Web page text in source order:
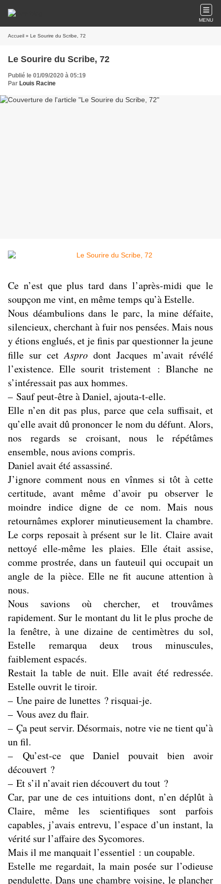
MENU
Accueil » Le Sourire du Scribe, 72
Le Sourire du Scribe, 72
Publié le 01/09/2020 à 05:19
Par Louis Racine
Ce n’est que plus tard dans l’après-midi que le
soupçon me vint, en même temps qu’à Estelle.
Nous déambulions dans le parc, la mine défaite,
silencieux, cherchant à fuir nos pensées. Mais nous
y étions englués, et je finis par questionner la jeune
fille sur cetAspro dont Jacques m’avait révélé
l’existence. Elle sourit tristement : Blanche ne
s’intéressait pas aux hommes.
– Sauf peut-être à Daniel, ajouta-t-elle.
Elle n’en dit pas plus, parce que cela suffisait, et
qu’elle avait dû prononcer le nom du défunt. Alors,
nos regards se croisant, nous le répétâmes
ensemble, nous avions compris.
Daniel avait été assassiné.
J’ignore comment nous en vînmes si tôt à cette
certitude, avant même d’avoir pu observer le
moindre indice digne de ce nom. Mais nous
retournâmes explorer minutieusement la chambre.
Le corps reposait à présent sur le lit. Claire avait
nettoyé elle-même les plaies. Elle était assise,
comme prostrée, dans un fauteuil qui occupait un
angle de la pièce. Elle ne fit aucune attention à
nous.
Nous savions où chercher, et trouvâmes
rapidement. Sur le montant du lit le plus proche de
la fenêtre, à une dizaine de centimètres du sol,
Estelle remarqua deux trous minuscules,
faiblement espacés.
Restait la table de nuit. Elle avait été redressée.
Estelle ouvrit le tiroir.
– Une paire de lunettes ? risquai-je.
– Vous avez du flair.
– Ça peut servir. Désormais, notre vie ne tient qu’à
un fil.
– Qu’est-ce que Daniel pouvait bien avoir
découvert ?
– Et s’il n’avait rien découvert du tout ?
Car, par une de ces intuitions dont, n’en déplût à
Claire, même les scientifiques sont parfois
capables, j’avais entrevu, l’espace d’un instant, la
vérité sur l’affaire des Sycomores.
Mais il me manquait l’essentiel : un coupable.
Estelle me regardait, la main posée sur l’odieuse
pendulette. Dans une chambre voisine, le plancher